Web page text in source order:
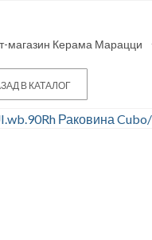
магазин Керама Марацци
В КАТАЛОГ